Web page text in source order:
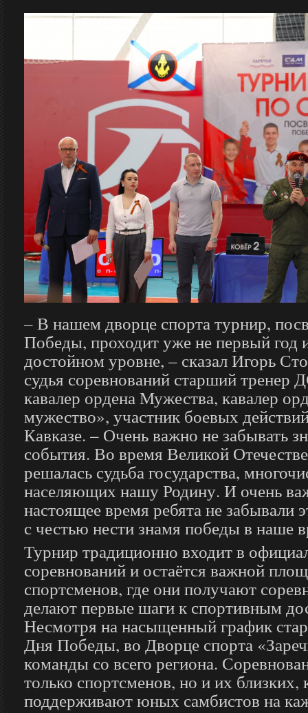
– В нашем дворце спорта турнир,
Победы, проходит уже не первый год
достойном уровне, – сказал Игорь
судья соревнований старший тренер
кавалер ордена Мужества, кавалер
мужество», участник боевых
Кавказе. – Очень важно не забывать
события. Во время Великой
решалась судьба государства,
населяющих нашу Родину. И очень
настоящее время ребята не забывали
с честью нести знамя победы в наше
Турнир традиционно входит в
соревнований и остаётся важной
спортсменов, где они получают
делают первые шаги к спортивным
Несмотря на насыщенный график
Дня Победы, во Дворце спорта
команды со всего региона.
только спортсменов, но и их близких,
поддерживают юных самбистов на